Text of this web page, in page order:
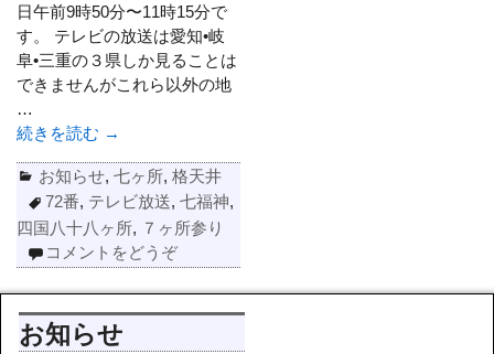
日午前9時50分〜11時15分で
す。 テレビの放送は愛知•岐
阜•三重の３県しか見ることは
できませんがこれら以外の地
…
続きを読む →
お知らせ, 七ヶ所, 格天井
72番, テレビ放送,七福神,
四国八十八ヶ所, ７ヶ所参り
コメントをどうぞ
お知らせ